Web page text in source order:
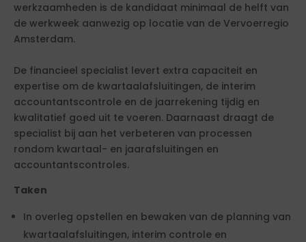
werkzaamheden is de kandidaat minimaal de helft van
de werkweek aanwezig op locatie van de Vervoerregio
Amsterdam.
De financieel specialist levert extra capaciteit en
expertise om de kwartaalafsluitingen, de interim
accountantscontrole en de jaarrekening tijdig en
kwalitatief goed uit te voeren. Daarnaast draagt de
specialist bij aan het verbeteren van processen
rondom kwartaal- en jaarafsluitingen en
accountantscontroles.
Taken
In overleg opstellen en bewaken van de planning van
kwartaalafsluitingen, interim controle en